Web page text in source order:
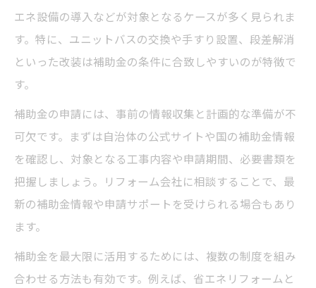
エネ設備の導入などが対象となるケースが多く見られま
す。特に、ユニットバスの交換や手すり設置、段差解消
といった改装は補助金の条件に合致しやすいのが特徴で
す。
補助金の申請には、事前の情報収集と計画的な準備が不
可欠です。まずは自治体の公式サイトや国の補助金情報
を確認し、対象となる工事内容や申請期間、必要書類を
把握しましょう。リフォーム会社に相談することで、最
新の補助金情報や申請サポートを受けられる場合もあり
ます。
補助金を最大限に活用するためには、複数の制度を組み
合わせる方法も有効です。例えば、省エネリフォームと